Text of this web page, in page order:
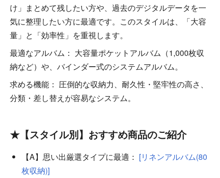
け」まとめて残したい方や、過去のデジタルデータを一
気に整理したい方に最適です。このスタイルは、「大容
量」と「効率性」を重視します。
最適なアルバム： 大容量ポケットアルバム（1,000枚収
納など）や、バインダー式のシステムアルバム。
求める機能： 圧倒的な収納力、耐久性・堅牢性の高さ、
分類・差し替えが容易なシステム。
★【スタイル別】おすすめ商品のご紹介
【A】思い出厳選タイプに最適： [リネンアルバム(80
枚収納)]